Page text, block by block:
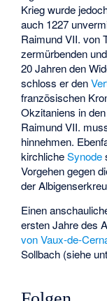
Krieg wurde
auch 1227
Raimund VII. von
zermürbenden
20 Jahren den
schloss er den
französischen
Okzitaniens in
Raimund VII.
hinnehmen.
kirchlicheSynode
Vorgehen gegen
der
Einen
ersten Jahre des
von Vaux-de-
Sollbach (siehe